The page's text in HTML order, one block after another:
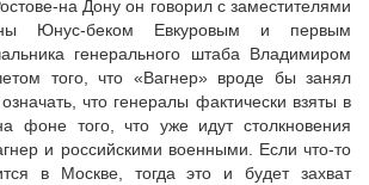
на Дону он говорил с заместителями
Юнус-беком Евкуровым и первым
генерального штаба Владимиром
того, что «Вагнер» вроде бы занял
что генералы фактически взяты в
фоне того, что уже идут столкновения
и российскими военными. Если что-то
в Москве, тогда это и будет захват